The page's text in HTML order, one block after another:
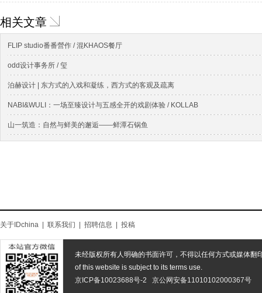
相关文章
FLIP studio番番營作 / 混KHAOS餐厅
odd设计事务所 / 玺
泊赫设计 | 东方式的入戏和凝练，西方式的客观及疏离
NABI&WULI：一场至臻设计与五感全开的戏剧体验 / KOLLAB
山一筑造：自然与鲜美的邂逅——鲜潭石锅鱼
关于IDchina 联系我们 招聘信息 投稿
未经版权所有人明确的书面许可，不得以任何方式或媒体翻
of this website is subject to its terms use.
京ICP备10023688号-2
京公网安备11010102000367号